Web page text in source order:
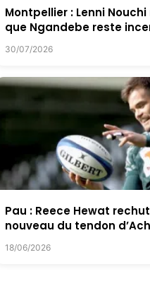
Montpellier : Lenni
que Ngandebe reste
30/07/2026
Pau : Reece Hewat
nouveau du tendon
18/06/2026